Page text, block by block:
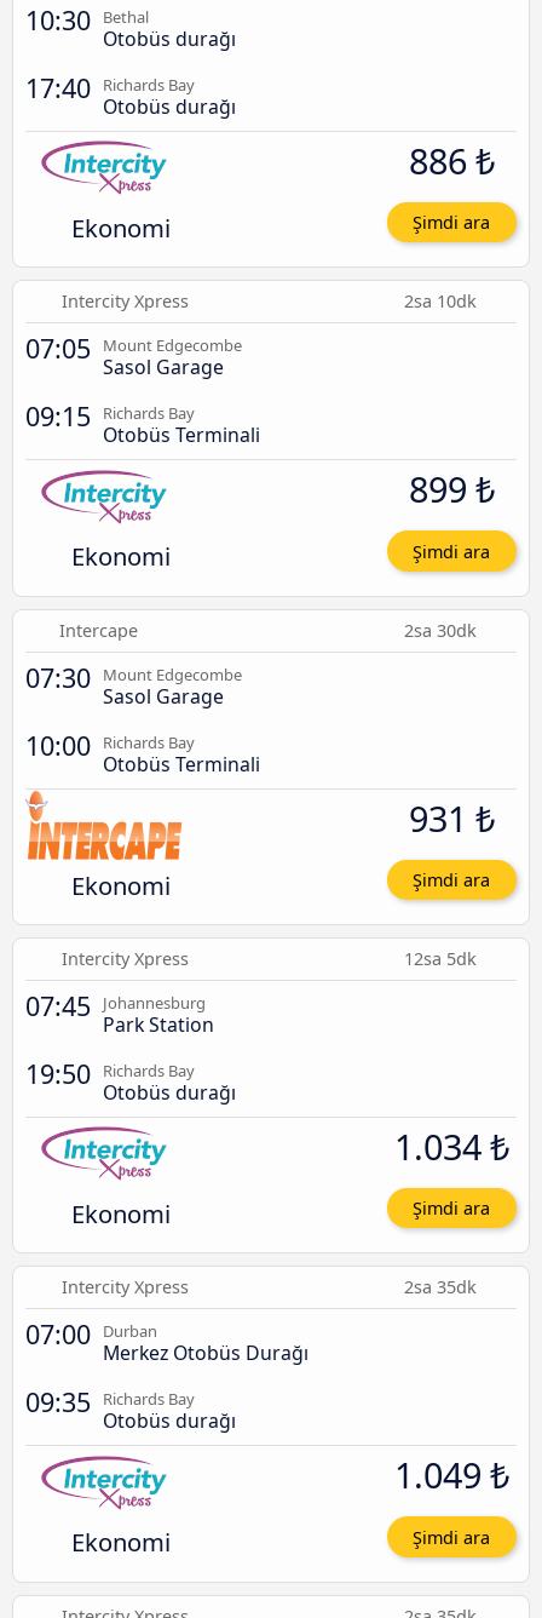
10:30 Bethal
Otobüs durağı
17:40 Richards Bay
Otobüs durağı
Ekonomi
886 ₺
Şimdi ara
Intercity Xpress 2sa 10dk
07:05 Mount Edgecombe
Sasol Garage
09:15 Richards Bay
Otobüs Terminali
Ekonomi
899 ₺
Şimdi ara
Intercape 2sa 30dk
07:30 Mount Edgecombe
Sasol Garage
10:00 Richards Bay
Otobüs Terminali
Ekonomi
931 ₺
Şimdi ara
Intercity Xpress 12sa 5dk
07:45 Johannesburg
Park Station
19:50 Richards Bay
Otobüs durağı
Ekonomi
1.034 ₺
Şimdi ara
Intercity Xpress 2sa 35dk
07:00 Durban
Merkez Otobüs Durağı
09:35 Richards Bay
Otobüs durağı
Ekonomi
1.049 ₺
Şimdi ara